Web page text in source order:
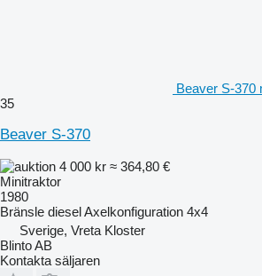
Beaver S-370
35
Beaver S-370
4 000 kr ≈ 364,80 €
Minitraktor
1980
Bränsle dieselAxelkonfiguration 4x4
Sverige, Vreta Kloster
Blinto AB
Kontakta säljaren